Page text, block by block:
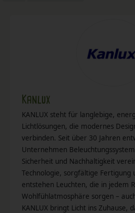
Kanlux
KANLUX steht für langlebige,
Lichtlösungen, die modernes
verbinden. Seit über 30 Jahren
Unternehmen
Sicherheit und Nachhaltigkeit
Technologie, sorgfältige Fertigung
entstehen Leuchten, die in jedem
Wohlfühlatmosphäre sorgen –
KANLUX bringt Licht ins Zuhause,